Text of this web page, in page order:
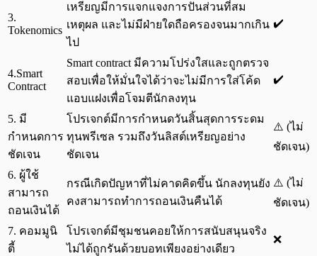
3.
Tokenomics
เหรียญมีการแจกแจงการปันส่วนที่สม
เหตุผล และไม่มีฝ่ายใดถือครองจนมากเกิน
ไป
✔️
4.Smart
Contract
Smart contract มีความโปร่งใสและถูกตรวจ
สอบเพื่อให้มั่นใจได้ว่าจะไม่มีการใส่โค้ด
แอบแฝงเพื่อโจมตีนักลงทุน
✔️
5. มี
กำหนดการ
ชัดเจน
โปรเจกต์มีการกำหนดวันสิ้นสุดการระดม
ทุนพรีเซล รวมถึงวันลิสต์เหรียญอย่าง
ชัดเจน
⚠️ (ไม่
ชัดเจน)
6. ผู้ใช้
สามารถ
ถอนเงินได้
กรณีเกิดปัญหาที่ไม่คาดคิดขึ้น นักลงทุนยัง
คงสามารถทำการถอนเงินคืนได้
⚠️ (ไม่
ชัดเจน)
7. คอมมูนิ
ตี้
โปรเจกต์มีชุมชนคอยให้การสนับสนุนจริง
ไม่ได้ถูกรันด้วยบอทเพียงอย่างเดียว
❌